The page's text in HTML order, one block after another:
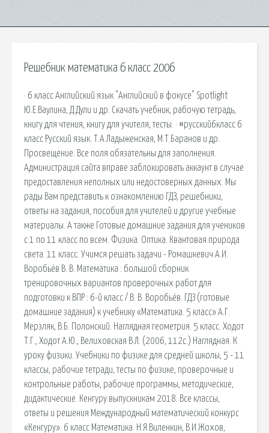
Решебник математика 6 класс 2006
· 6 класс Английский язык "Английский в фокусе" Spotlight
Ю.Е.Ваулина, Д.Дули и др. Скачать учебник, рабочую тетрадь,
книгу для чтения, книгу для учителя, тесты. · #русский6класс 6
класс Русский язык. Т.А.Ладыженская, М.Т.Баранов и др.
Просвещение. Все поля обязательны для заполнения.
Администрация сайта вправе заблокировать аккаунт в случае
предоставления неполных или недостоверных данных. Мы
рады Вам представить к ознакомлению ГДЗ, решебники,
ответы на задания, пособия для учителей и другие учебные
материалы. А также Готовые домашние задания для учеников
с 1 по 11 класс по всем. Физика. Оптика. Квантовая природа
света. 11 класс. Учимся решать задачи - Ромашкевич А.И.
Воробьёв В. В. Математика : большой сборник
тренировочных вариантов проверочных работ для
подготовки к ВПР : 6-й класс / В. В. Воробьёв. ГДЗ (готовые
домашние задания) к учебнику «Математика. 5 класс» А.Г.
Мерзляк, В.Б. Полонский. Наглядная геометрия. 5 класс. Ходот
Т.Г., Ходот А.Ю., Велиховская В.Л. (2006, 112с.) Наглядная. К
уроку физики. Учебники по физике для средней школы, 5 - 11
классы, рабочие тетради, тесты по физике, проверочные и
контрольные работы, рабочие программы, методические,
дидактические. Кенгуру выпускникам 2018. Все классы,
ответы и решения Международный математический конкурс
«Кенгуру». 6 класс Математика. Н.Я.Виленкин, В.И.Жохов,